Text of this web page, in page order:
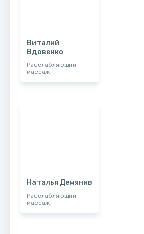
Виталий
Вдовенко
Расслабляющий
массаж
Наталья Демянив
Расслабляющий
массаж